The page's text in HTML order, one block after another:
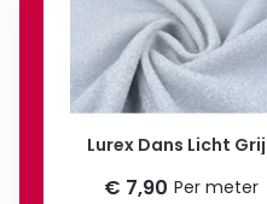
Lurex Dans Licht
€ 7,90 Per meter